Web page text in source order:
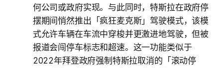
何公司或政府实现。与此同时，特斯拉在政府停
摆期间悄然推出「疯狂麦克斯」驾驶模式，该模
式允许车辆在车流中穿梭并更激进地驾驶，但被
报道会闯停车标志和超速。这一功能类似于
2022年拜登政府强制特斯拉取消的「滚动停